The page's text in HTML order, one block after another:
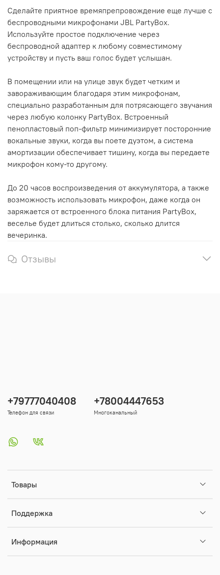
Сделайте приятное времяпрепровождение еще лучше с
беспроводными микрофонами JBL PartyBox.
Используйте простое подключение через
беспроводной адаптер к любому совместимому
устройству и пусть ваш голос будет услышан.
В помещении или на улице звук будет четким и
завораживающим благодаря этим микрофонам,
специально разработанным для потрясающего звучания
через любую колонку PartyBox. Встроенный
пенопластовый поп-фильтр минимизирует посторонние
вокальные звуки, когда вы поете дуэтом, а система
амортизации обеспечивает тишину, когда вы передаете
микрофон кому-то другому.
До 20 часов воспроизведения от аккумулятора, а также
возможность использовать микрофон, даже когда он
заряжается от встроенного блока питания PartyBox,
веселье будет длиться столько, сколько длится
вечеринка.
Отзывы
Товары
Поддержка
Информация
+79777040408
Телефон для связи
+78004447653
Многоканальный